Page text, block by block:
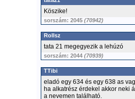
Köszike!
sorszám: 2045 (70942)
Rollsz
tata 21 megegyezik a lehúzó
sorszám: 2044 (70939)
TTibi
eladó egy 634 és egy 638 as
ha alkatrész érdekel akkor neki
a nevemen található.